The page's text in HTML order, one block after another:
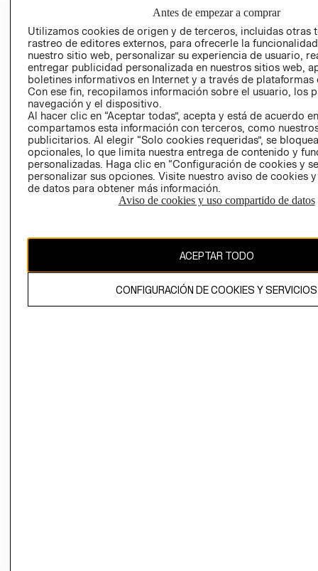
PROGRAMA DE
Y ÉTICA (INGLÉS)
COMERCIO - SIC
PETICIONES
QUEJAS Y
RECLAMOS
Colombia ($)
CAMBIAR REGIÓN
El contenido de esta página web está protegido por copyright y es
Antes de empezar a comprar
Utilizamos cookies de origen y de terceros, incluidas otras
rastreo de editores externos, para ofrecerle la
nuestro sitio web, personalizar su experiencia de usuario,
entregar publicidad personalizada en nuestros sitios web,
boletines informativos en Internet y a través de plataformas
Con ese fin, recopilamos información sobre el usuario, los
navegación y el dispositivo.
Al hacer clic en “Aceptar todas”, acepta y está de acuerdo
compartamos esta información con terceros, como
publicitarios. Al elegir “Solo cookies requeridas”, se
opcionales, lo que limita nuestra entrega de contenido y
personalizadas. Haga clic en “Configuración de cookies y
personalizar sus opciones. Visite nuestro aviso de cookies
de datos para obtener más información.
Aviso de cookies y uso compartido de datos
ACEPTAR TODO
CONFIGURACIÓN DE COOKIES Y SERVICIOS